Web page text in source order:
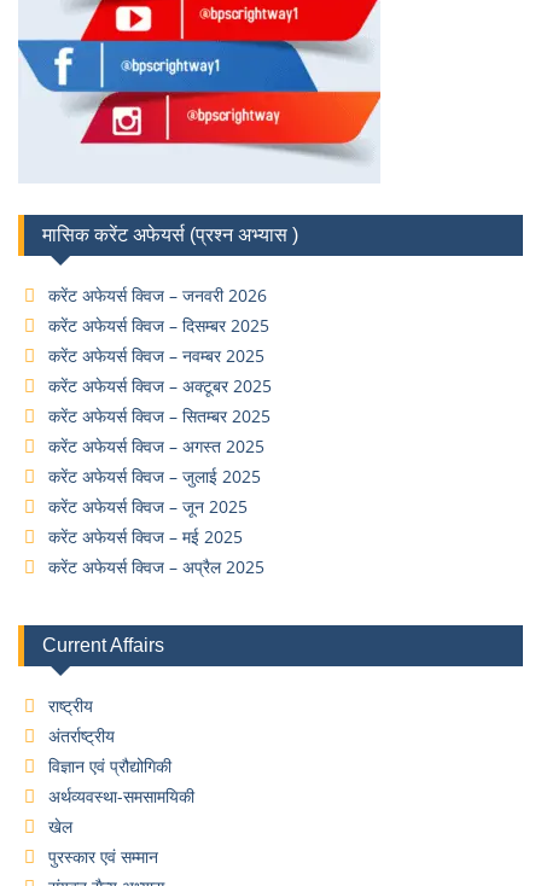
मासिक करेंट अफेयर्स (प्रश्न अभ्यास )
करेंट अफेयर्स क्विज – जनवरी 2026
करेंट अफेयर्स क्विज – दिसम्बर 2025
करेंट अफेयर्स क्विज – नवम्बर 2025
करेंट अफेयर्स क्विज – अक्टूबर 2025
करेंट अफेयर्स क्विज – सितम्बर 2025
करेंट अफेयर्स क्विज – अगस्त 2025
करेंट अफेयर्स क्विज – जुलाई 2025
करेंट अफेयर्स क्विज – जून 2025
करेंट अफेयर्स क्विज – मई 2025
करेंट अफेयर्स क्विज – अप्रैल 2025
Current Affairs
राष्ट्रीय
अंतर्राष्ट्रीय
विज्ञान एवं प्रौद्योगिकी
अर्थव्यवस्था-समसामयिकी
खेल
पुरस्कार एवं सम्मान